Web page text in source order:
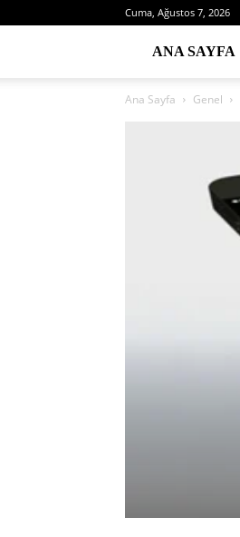
Cuma, Ağustos 7, 2026
ANA SAYFA
Ana Sayfa Genel